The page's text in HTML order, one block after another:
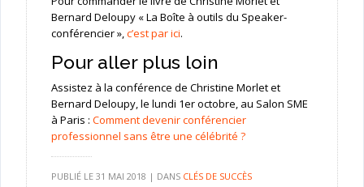
Bernard Deloupy « La Boîte à outils du Speaker-
conférencier »,c’est par ici.
Pour aller plus loin
Assistez à la conférence de Christine Morlet et
Bernard Deloupy, le lundi 1er octobre, au Salon SME
à Paris : Comment devenir conférencier
professionnel sans être une célébrité ?
PUBLIÉ LE 31 MAI 2018 | DANS CLÉS DE SUCCÈS